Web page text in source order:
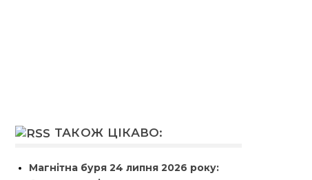
ТАКОЖ ЦІКАВО:
Магнітна буря 24 липня 2026 року: